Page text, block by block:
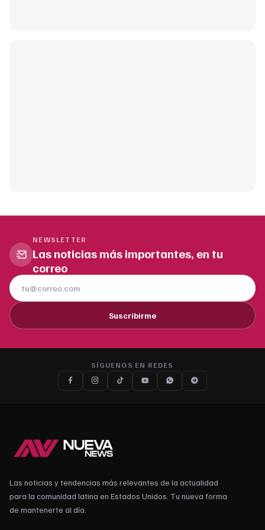
NEWSLETTER
Las noticias más importantes, en tu
correo
Suscribirme
SÍGUENOS EN REDES
Las noticias y tendencias más relevantes de la actualidad
para la comunidad latina en Estados Unidos. Tu nueva forma
de mantenerte al día.